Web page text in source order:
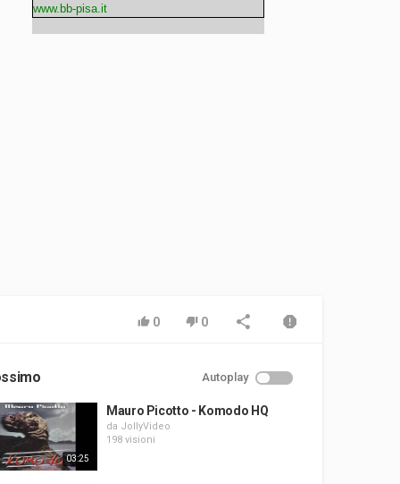
www.bb-pisa.it
0 0
Autoplay
03:25
Mauro Picotto - Komodo HQ
da JollyVideo
198 visioni